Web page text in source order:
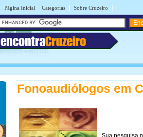
Página Inicial Categorias | Sobre Cruzeiro |
encontraCruzeiro
Fonoaudiólogos em
Sua pesquisa